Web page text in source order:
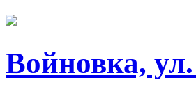
Войновка,